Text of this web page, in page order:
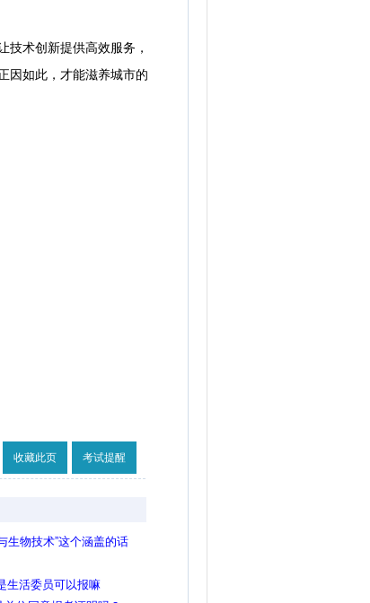
术创新提供高效服务，
因如此，才能滋养城市的
收藏此页 考试提醒
生物技术”这个涵盖的话
生活委员可以报嘛